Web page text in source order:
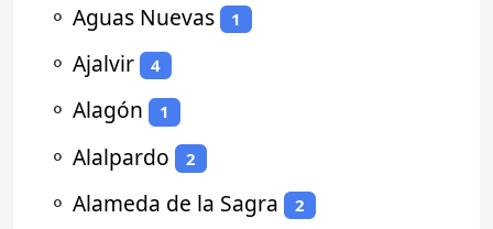
⚬ Aguas Nuevas 1
⚬ Ajalvir 4
⚬ Alagón 1
⚬ Alalpardo 2
⚬ Alameda de la Sagra 2